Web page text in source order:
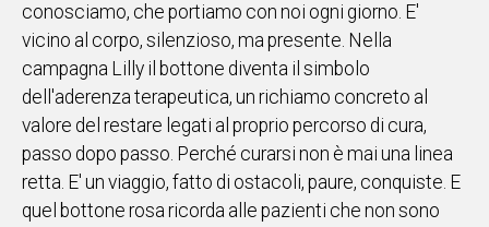
conosciamo, che portiamo con noi ogni giorno. E'
vicino al corpo, silenzioso, ma presente. Nella
campagna Lilly il bottone diventa il simbolo
dell'aderenza terapeutica, un richiamo concreto al
valore del restare legati al proprio percorso di cura,
passo dopo passo. Perché curarsi non è mai una linea
retta. E' un viaggio, fatto di ostacoli, paure, conquiste. E
quel bottone rosa ricorda alle pazienti che non sono